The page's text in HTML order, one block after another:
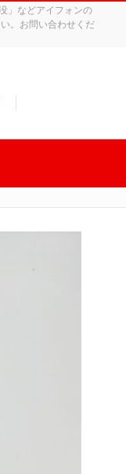
」などアイフォンの
。お問い合わせくだ